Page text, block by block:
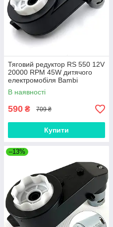
Тяговий редуктор RS 550 12V
20000 RPM 45W дитячого
електромобіля Bambi
В наявності
590 ₴ 709 ₴
Купити
–13%